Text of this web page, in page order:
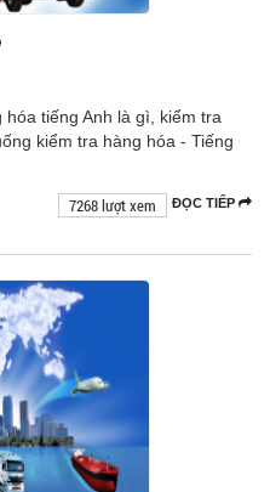
tiếng Anh là gì, kiểm tra
kiểm tra hàng hóa - Tiếng
ĐỌC TIẾP
7268 lượt xem